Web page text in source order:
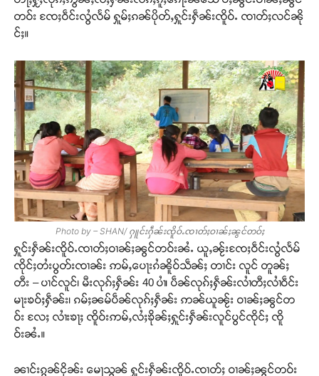
တဝ်း ၸႄႈဝဵင်းလွႆလႅမ် ႁူမ်ႈၵၼ်ပိုတ်ႇႁူင်းႁဵၼ်းၸိူဝ်ႉ ၸၢတ်ႈလင်ၼို
င်ႈ။
Photo by – SHAN/ ႁူင်းႁဵၼ်းၸိူဝ်ႉၸၢတ်ႈဝၢၼ်ႈၼွင်တဝ်ႈ
ႁူင်းႁဵၼ်းၸိူဝ်ႉၸၢတ်ႈဝၢၼ်ႈၼွင်တဝ်းၼႆႉ ယူႇၼႂ်းၸႄႈဝဵင်းလွႆလႅမ်
ၸိုင်ႈတႆးပွတ်းၸၢၼ်း ဢမ်ႇပေႃးၵႆၼိူဝ်သဵၼ်ႈ တၢင်း လူင် တူၼ်ႈ
တီး – ပၢင်လူင်၊ မီးလုၵ်ႈႁဵၼ်း 40 ပၢႆ၊ ပဵၼ်လုၵ်ႈႁဵၼ်းလၢႆတီႈလၢႆဝဵင်း
မႃးၶဝ်ႈႁဵၼ်း၊ ၵမ်ႈၼမ်ပဵၼ်လုၵ်ႈႁဵၼ်း ဢၼ်ယူၼႂ်း ဝၢၼ်ႈၼွင်တ
ဝ်း လႄႈ လၢႆးၶႃႈ ၸိူဝ်းဢမ်ႇလႆႈၶိုၼ်ႈႁူင်းႁဵၼ်းလူင်ပွင်ၸိုင်ႈ ၸိူ
ဝ်းၼႆႉ။
ၼၢင်းၵွၼ်ငိုၼ်း မေႃသွၼ် ႁူင်းႁဵၼ်းၸိူဝ်ႉၸၢတ်ႈ ဝၢၼ်ႈၼွင်တဝ်း